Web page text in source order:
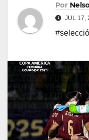
Por
JUL 17,